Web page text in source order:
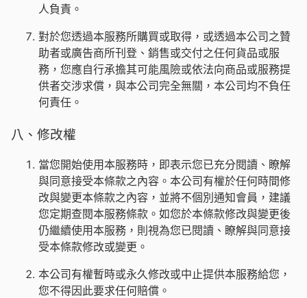
人負責。
對於您透過本服務所購買或取得，或透過本公司之贊
助者或廣告商所刊登、銷售或交付之任何貨品或服
務，您應自行承擔其可能風險或依法向商品或服務提
供者交涉求償，與本公司完全無關，本公司均不負任
何責任。
八、修改權
當您開始使用本服務時，即表示您已充分閱讀、瞭解
與同意接受本條款之內容。本公司有權於任何時間修
改與變更本條款之內容，並將不個別通知會員，建議
您定期查閱本服務條款。如您於本條款修改與變更後
仍繼續使用本服務，則視為您已閱讀、瞭解與同意接
受本條款修改或變更。
本公司有權暫時或永久修改或中止提供本服務給您，
您不得因此要求任何賠償。